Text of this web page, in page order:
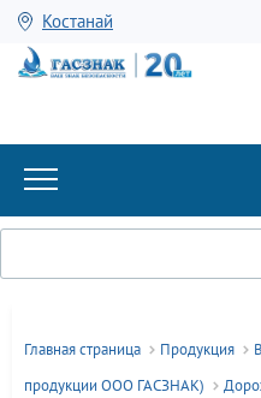
Костанай
Главная страница Продукция
продукции ООО ГАСЗНАК)